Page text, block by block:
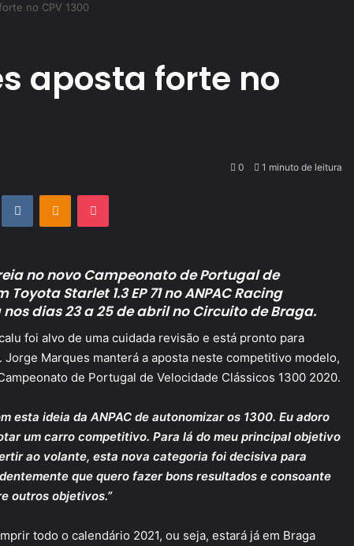
no CPV 1300
aposta forte no
0 1 minuto de leitura
VKontakteOdnoklassniki
Pocket
no novo Campeonato de Portugal de
Starlet 1.3 EP 71 no ANPAC Racing
dias 23 a 25 de abril no Circuito de Braga.
foi alvo de uma cuidada revisão e está pronto para
Marques manterá a aposta neste competitivo modelo,
de Portugal de Velocidade Clássicos 1300 2020.
esta ideia da ANPAC de autonomizar os 1300. Eu adoro
um carro competitivo. Para lá do meu principal objetivo
ao volante, esta nova categoria foi decisiva para
que quero fazer bons resultados e consoante
outros objetivos.”
todo o calendário 2021, ou seja, estará já em Braga